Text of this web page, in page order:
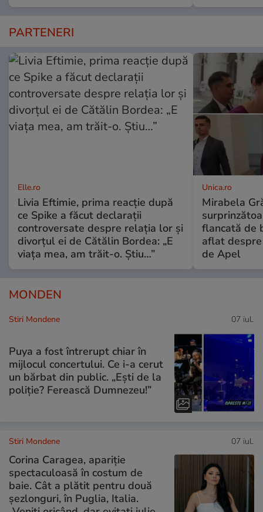
PARTENERI
Elle.ro
Livia Eftimie, prima reacție după
ce Spike a făcut declarații
controversate despre relația lor și
divorțul ei de Cătălin Bordea: „E
viața mea, am trăit-o. Știu…”
Unica.ro
Mirabela
flancată de
aflat
de Apel
MONDEN
Stiri Mondene 07 iul.
Puya a fost întrerupt chiar în
mijlocul concertului. Ce i-a cerut
un bărbat din public. „Ești de la
poliție? Ferească Dumnezeu!”
Stiri Mondene 07 iul.
Corina Caragea, apariție
spectaculoasă în costum de
baie. Cât a plătit pentru două
șezlonguri, în Puglia, Italia.